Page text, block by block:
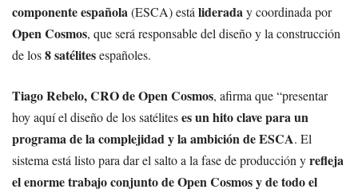
componente española(ESCA) está lideraday coordinada por
Open Cosmos, que será responsable del diseño y la construcción
de los8 satélitesespañoles.
Tiago Rebelo, CRO de Open Cosmos, afirma que “presentar
hoy aquí el diseño de los satéliteses un hito clave para un
programa de la complejidad y la ambición de ESCA. El
sistema está listo para dar el salto a la fase de producción yrefleja
el enorme trabajo conjunto de Open Cosmos y de todo el